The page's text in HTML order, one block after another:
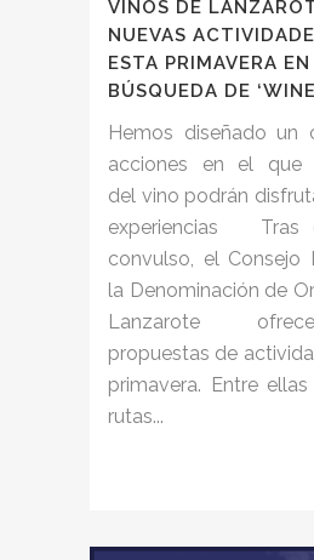
VINOS DE
NUEVAS
ESTA PRIMAVERA EN
BÚSQUEDA DE
Hemos diseñado un
acciones en el que
del vino podrán
experiencias Tras
convulso, el Consejo
la Denominación de
Lanzarote
propuestas de
primavera. Entre
rutas...